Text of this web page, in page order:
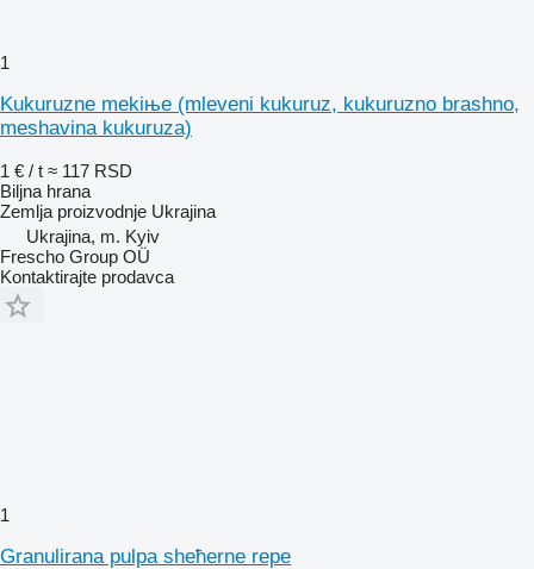
1
Kukuruzne mekiњe (mleveni kukuruz, kukuruzno brashno,
meshavina kukuruza)
1 € / t ≈ 117 RSD
Biljna hrana
Zemlja proizvodnje Ukrajina
Ukrajina, m. Kyiv
Frescho Group OÜ
Kontaktirajte prodavca
1
Granulirana pulpa sheћerne repe